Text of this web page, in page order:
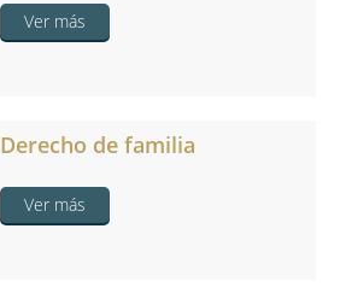
Ver más
Derecho de familia
Ver más